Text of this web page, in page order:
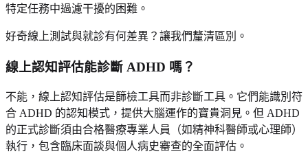
特定任務中過濾干擾的困難。
好奇線上測試與就診有何差異？讓我們釐清區別。
線上認知評估能診斷 ADHD 嗎？
不能，線上認知評估是篩檢工具而非診斷工具。它們能識別符
合 ADHD 的認知模式，提供大腦運作的寶貴洞見。但 ADHD
的正式診斷須由合格醫療專業人員（如精神科醫師或心理師）
執行，包含臨床面談與個人病史審查的全面評估。